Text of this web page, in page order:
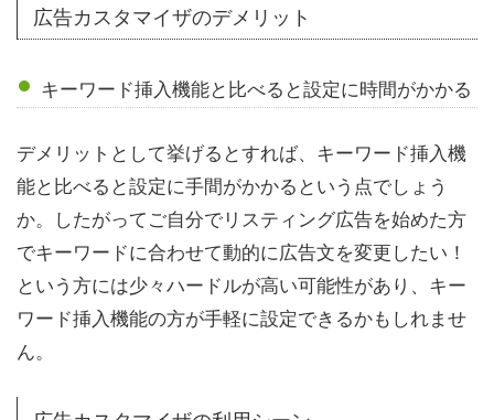
広告カスタマイザのデメリット
キーワード挿入機能と比べると設定に時間がかかる
デメリットとして挙げるとすれば、キーワード挿入機
能と比べると設定に手間がかかるという点でしょう
か。したがってご自分でリスティング広告を始めた方
でキーワードに合わせて動的に広告文を変更したい！
という方には少々ハードルが高い可能性があり、キー
ワード挿入機能の方が手軽に設定できるかもしれませ
ん。